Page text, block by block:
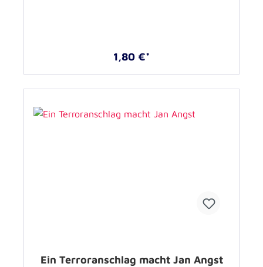
1,80 €*
Ein Terroranschlag macht Jan Angst